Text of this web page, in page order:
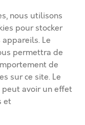
nous utilisons
pour stocker
Le
permettra de
de
sur ce site. Le
avoir un effet
et
droits réservés.
Béthune Bruay
dans
Bruay Artois Lys